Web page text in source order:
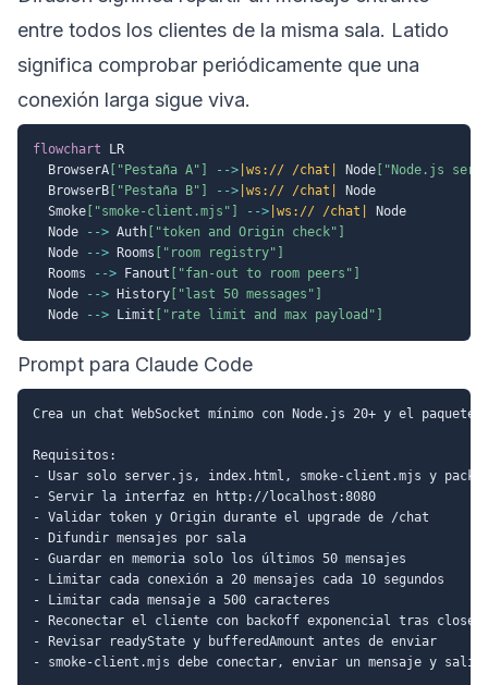
entre todos los clientes de la misma sala. Latido
significa comprobar periódicamente que una
conexión larga sigue viva.
flowchart LR
  BrowserA
["Pestaña A"] --> |ws:// /chat| Node ["Node.js
  BrowserB
["Pestaña B"] --> |ws:// /chat|
Node
  Smoke
["smoke-client.mjs"] --> |ws:// /chat|
Node
  Node
--> Auth ["token and Origin check"]
  Node
--> Rooms ["room registry"]
  Rooms
--> Fanout ["fan-out to room peers"]
  Node
--> History ["last 50 messages"]
  Node
--> Limit ["rate limit and max payload"]
Prompt para Claude Code
Crea un chat WebSocket mínimo con Node.js 20+ y el paquete
Requisitos:
- Usar solo server.js, index.html, smoke-client.mjs y
- Servir la interfaz en http://localhost:8080
- Validar token y Origin durante el upgrade de /chat
- Difundir mensajes por sala
- Guardar en memoria solo los últimos 50 mensajes
- Limitar cada conexión a 20 mensajes cada 10 segundos
- Limitar cada mensaje a 500 caracteres
- Reconectar el cliente con backoff exponencial tras close
- Revisar readyState y bufferedAmount antes de enviar
- smoke-client.mjs debe conectar, enviar un mensaje y salir